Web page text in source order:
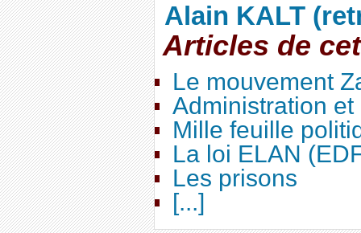
Alain KALT
Articles de
Le mouvement
Administration
Mille feuille
La loi ELAN
Les prisons
[...]